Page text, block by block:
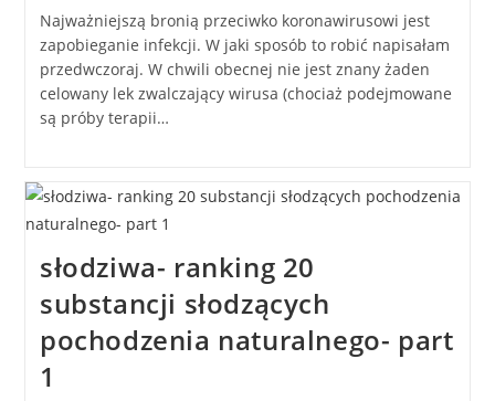
Najważniejszą bronią przeciwko koronawirusowi jest
zapobieganie infekcji. W jaki sposób to robić napisałam
przedwczoraj. W chwili obecnej nie jest znany żaden
celowany lek zwalczający wirusa (chociaż podejmowane
są próby terapii…
słodziwa- ranking 20
substancji słodzących
pochodzenia naturalnego- part
1